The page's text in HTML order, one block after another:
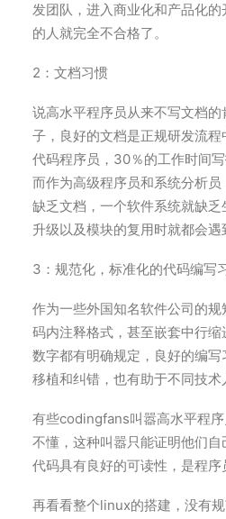
发团队，进入商业化和产品化
的人就完全不合格了。
2：文档习惯
说高水平程序员从来不写文档
子，良好的文档是正规研发流
代码程序员，30％的工作时间
而作为高级程序员和系统分析员
缺乏文档，一个软件系统就缺乏
升级以及模块的复用时就都会遇
3：规范化，标准化的代码编写
作为一些外国知名软件公司的
码内注释格式，甚至嵌套中行
数字都有明确规定，良好的编
移植和纠错，也有助于不同技术
有些codingfans叫嚣高水平程
不懂，这种叫嚣只能证明他们自
代码具有良好的可读性，是程序
再看看整个linux的搭建，没有